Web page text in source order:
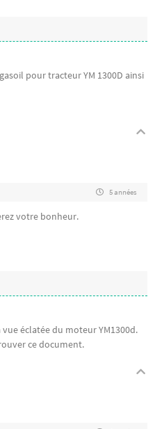
pour tracteur YM 1300D ainsi
5 années
votre bonheur.
éclatée du moteur YM1300d.
ce document.